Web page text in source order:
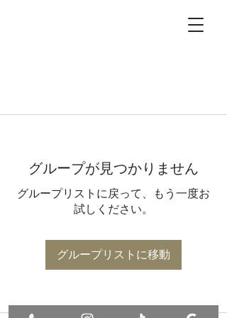
グループが見つかりません
グループリストに戻って、もう一度お
試しください。
グループリストに移動